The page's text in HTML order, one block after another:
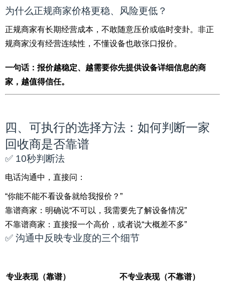
为什么正规商家价格更稳、风险更低？
正规商家有长期经营成本，不敢随意压价或临时变卦。非正
规商家没有经营连续性，不懂设备也敢张口报价。
一句话：报价越稳定、越需要你先提供设备详细信息的商
家，越值得信任。
四、可执行的选择方法：如何判断一家
回收商是否靠谱
✅ 10秒判断法
电话沟通中，直接问：
“你能不能不看设备就给我报价？”
靠谱商家：明确说“不可以，我需要先了解设备情况”
不靠谱商家：直接报一个高价，或者说“大概差不多”
✅ 沟通中反映专业度的三个细节
专业表现（靠谱）
不专业表现（不靠谱）